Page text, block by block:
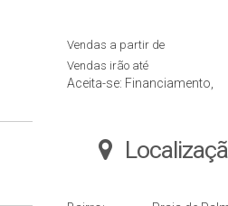
Vendas a partir de
Vendas irão até
Aceita-se: Financiamento,